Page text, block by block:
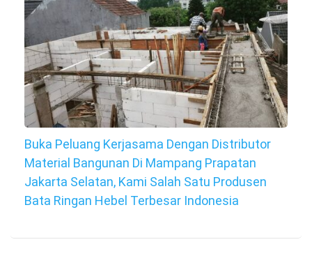
Buka Peluang Kerjasama Dengan Distributor
Material Bangunan Di Mampang Prapatan
Jakarta Selatan, Kami Salah Satu Produsen
Bata Ringan Hebel Terbesar Indonesia